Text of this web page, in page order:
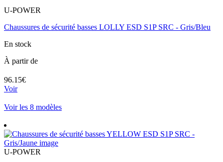
U-POWER
Chaussures de sécurité basses LOLLY ESD S1P SRC - Gris/Bleu
En stock
À partir de
96.15€
Voir
Voir les 8 modèles
U-POWER